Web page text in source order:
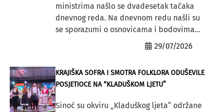
ministrima našlo se dvadesetak tačaka
dnevnog reda. Na dnevnom redu našli su
se sporazumi o osnovicama i bodovima...
29/07/2026
KRAJIŠKA SOFRA I SMOTRA FOLKLORA ODUŠEVILE
POSJETIOCE NA “KLADUŠKOM LJETU”
Sinoć su okviru „Kladuškog ljeta“ održane